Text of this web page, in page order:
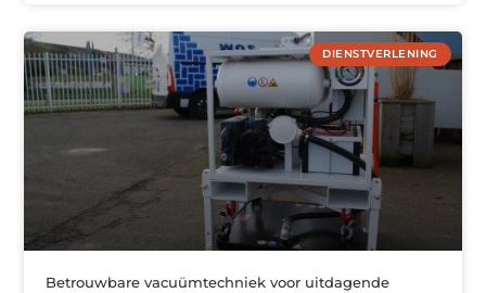
DIENSTVERLENING
Betrouwbare vacuümtechniek voor uitdagende